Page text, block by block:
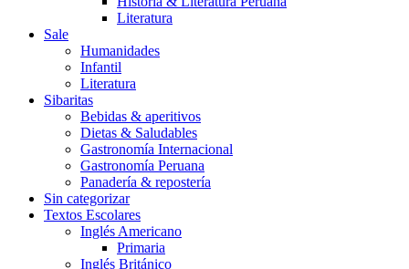
Literatura
Sale
Humanidades
Infantil
Literatura
Sibaritas
Bebidas & aperitivos
Dietas & Saludables
Gastronomía Internacional
Gastronomía Peruana
Panadería & repostería
Sin categorizar
Textos Escolares
Inglés Americano
Primaria
Inglés Británico